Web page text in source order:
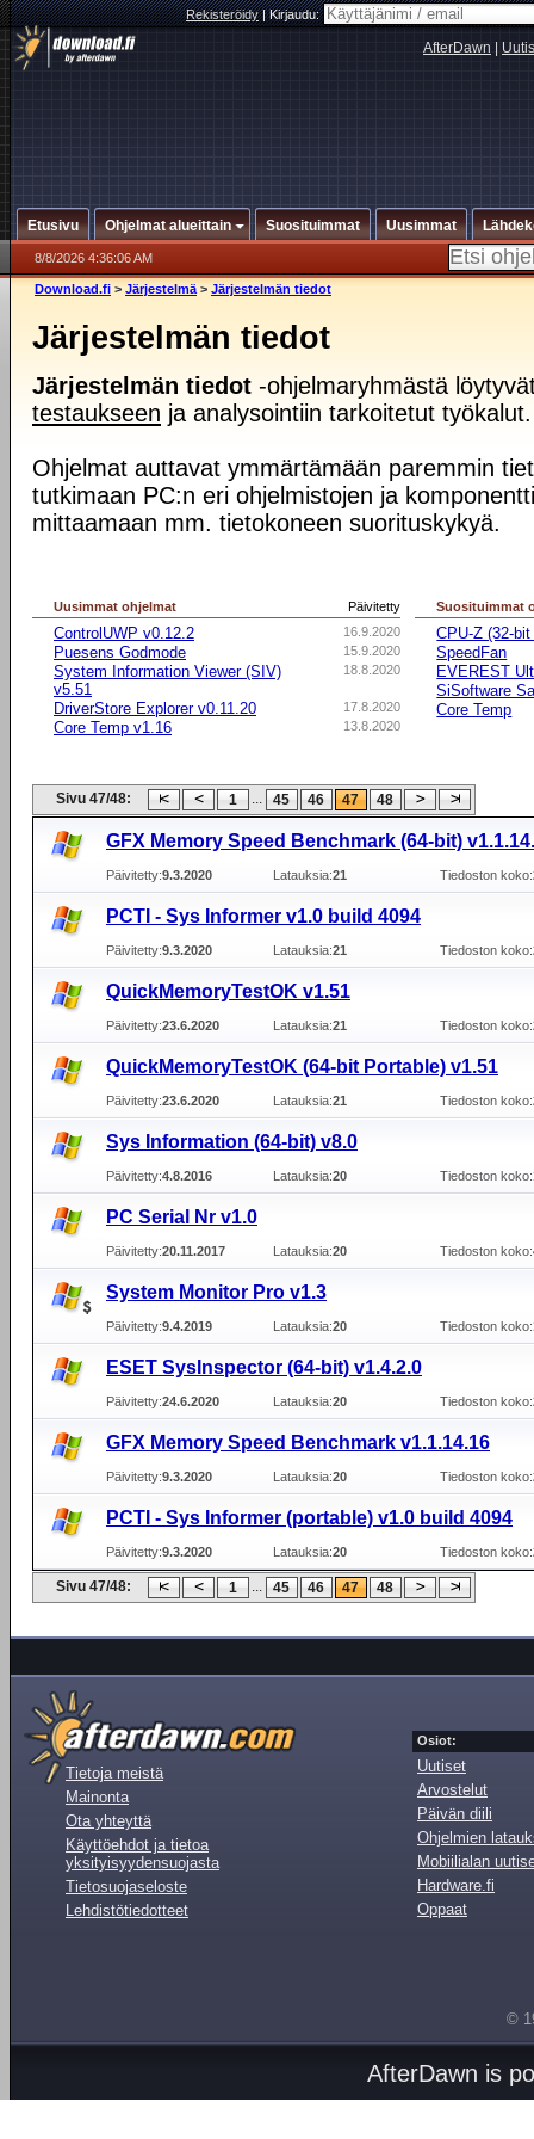
Rekisteröidy|Kirjaudu:
AfterDawn
Etusivu Ohjelmat alueittain Suosituimmat Uusimmat
8/8/2026 4:36:06 AM
Download.fi > Järjestelmä > Järjestelmän tiedot
Järjestelmän tiedot
Järjestelmän tiedot -ohjelmaryhmästä
testaukseen ja analysointiin tarkoitetut työkalut.
Ohjelmat auttavat ymmärtämään paremmin
tutkimaan PC:n eri ohjelmistojen ja
mittaamaan mm. tietokoneen suorituskykyä.
Päivitetty
Uusimmat ohjelmat
16.9.2020
ControlUWP v0.12.2
15.9.2020
Puesens Godmode
18.8.2020
System Information Viewer (SIV)
v5.51
17.8.2020
DriverStore Explorer v0.11.20
13.8.2020
Core Temp v1.16
Suosituimmat
CPU-Z (32-
SpeedFan
EVEREST
SiSoftware
Core Temp
Sivu 47/48: 1 ... 45 46 47 48
GFX Memory Speed Benchmark (64-bit)
Päivitetty:9.3.2020 Latauksia:21 Tiedoston koko:
PCTI - Sys Informer v1.0 build 4094
Päivitetty:9.3.2020 Latauksia:21 Tiedoston koko:
QuickMemoryTestOK v1.51
Päivitetty:23.6.2020 Latauksia:21 Tiedoston koko:
QuickMemoryTestOK (64-bit Portable) v1.51
Päivitetty:23.6.2020 Latauksia:21 Tiedoston koko:
Sys Information (64-bit) v8.0
Päivitetty:4.8.2016 Latauksia:20 Tiedoston koko:
PC Serial Nr v1.0
Päivitetty:20.11.2017 Latauksia:20 Tiedoston koko:
System Monitor Pro v1.3
Päivitetty:9.4.2019 Latauksia:20 Tiedoston koko:
ESET SysInspector (64-bit) v1.4.2.0
Päivitetty:24.6.2020 Latauksia:20 Tiedoston koko:
GFX Memory Speed Benchmark v1.1.14.16
Päivitetty:9.3.2020 Latauksia:20 Tiedoston koko:
PCTI - Sys Informer (portable) v1.0 build 4094
Päivitetty:9.3.2020 Latauksia:20 Tiedoston koko:
Sivu 47/48: 1 ... 45 46 47 48
Tietoja meistä
Mainonta
Ota yhteyttä
Käyttöehdot ja tietoa
yksityisyydensuojasta
Tietosuojaseloste
Lehdistötiedotteet
Osiot:
Uutiset
Arvostelut
Päivän diili
Ohjelmien
Mobiilialan
Hardware.fi
Oppaat
©
AfterDawn is